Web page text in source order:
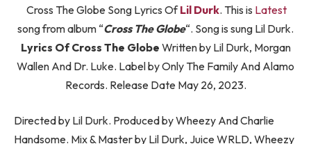
Cross The Globe Song Lyrics OfLil Durk. This is Latest
song from album “Cross The Globe“. Song is sung Lil Durk.
Lyrics Of Cross The Globe Written by Lil Durk, Morgan
Wallen And Dr. Luke. Label by Only The Family And Alamo
Records. Release Date May 26, 2023.
Directed by Lil Durk. Produced by Wheezy And Charlie
Handsome. Mix & Master by Lil Durk, Juice WRLD, Wheezy